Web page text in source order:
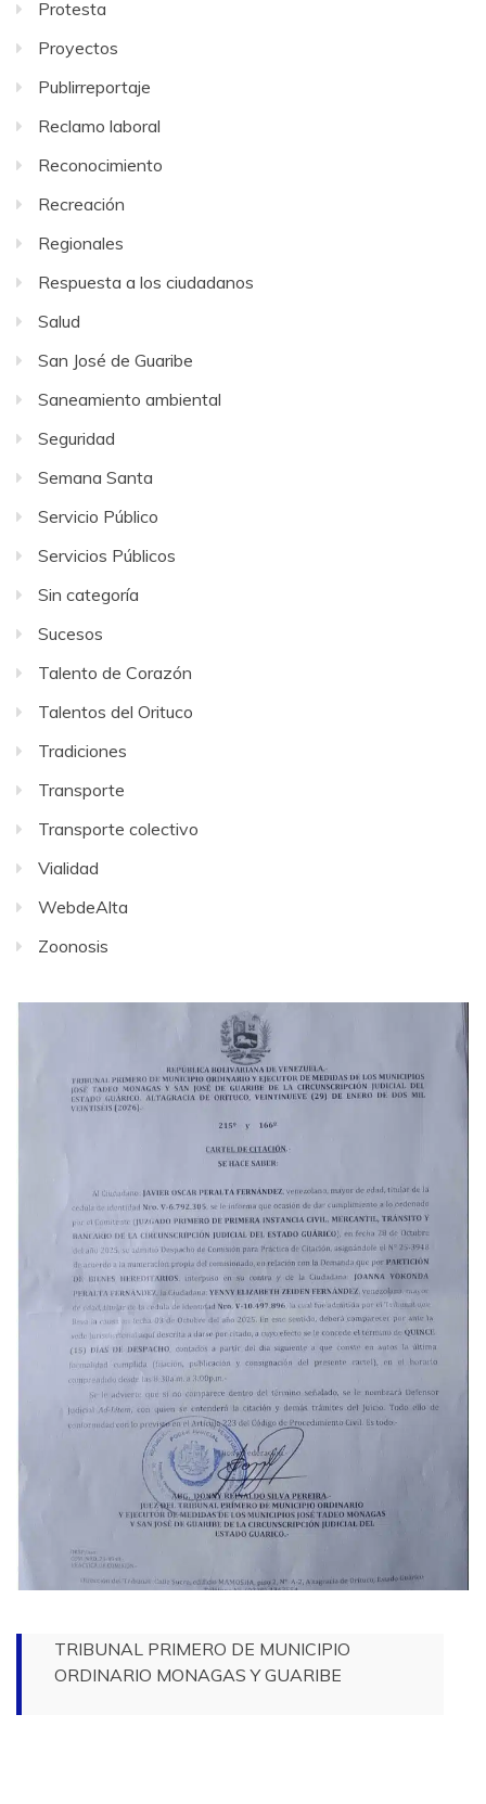
Protesta
Proyectos
Publirreportaje
Reclamo laboral
Reconocimiento
Recreación
Regionales
Respuesta a los ciudadanos
Salud
San José de Guaribe
Saneamiento ambiental
Seguridad
Semana Santa
Servicio Público
Servicios Públicos
Sin categoría
Sucesos
Talento de Corazón
Talentos del Orituco
Tradiciones
Transporte
Transporte colectivo
Vialidad
WebdeAlta
Zoonosis
TRIBUNAL PRIMERO DE MUNICIPIO
ORDINARIO MONAGAS Y GUARIBE